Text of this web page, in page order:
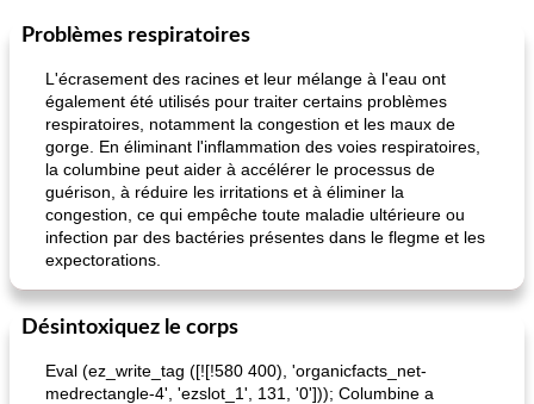
Problèmes respiratoires
L'écrasement des racines et leur mélange à l'eau ont
également été utilisés pour traiter certains problèmes
respiratoires, notamment la congestion et les maux de
gorge. En éliminant l'inflammation des voies respiratoires,
la columbine peut aider à accélérer le processus de
guérison, à réduire les irritations et à éliminer la
congestion, ce qui empêche toute maladie ultérieure ou
infection par des bactéries présentes dans le flegme et les
expectorations.
Désintoxiquez le corps
Eval (ez_write_tag ([![!580 400), 'organicfacts_net-
medrectangle-4', 'ezslot_1', 131, '0'])); Columbine a